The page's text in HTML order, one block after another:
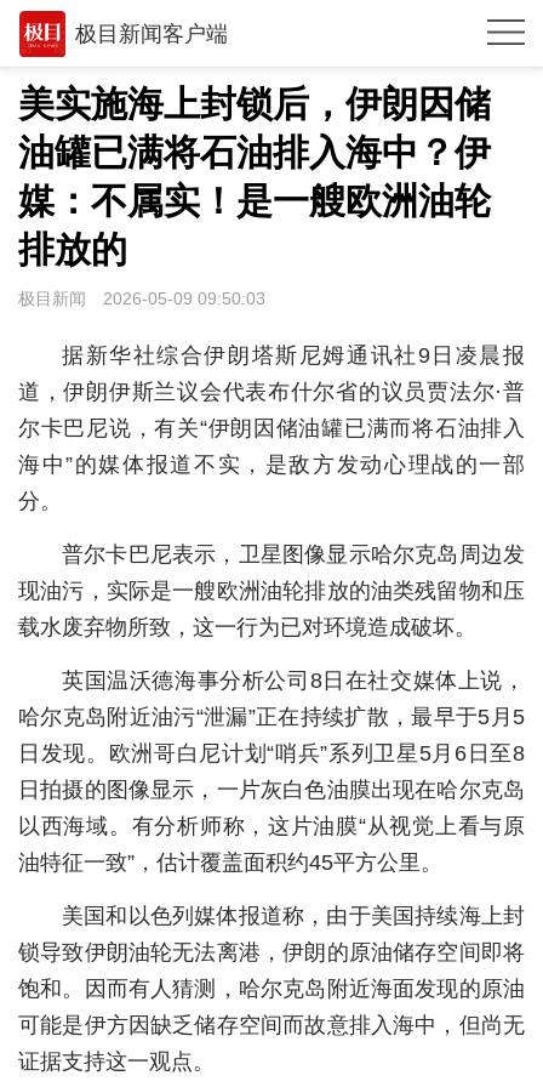
极目新闻客户端
推荐
观点
时政
湖北
武汉
世相
环球
专题
经济
城建
科教
健康
悠游
相亲
汽车
消费
创意
文化
美实施海上封锁后，伊朗因储
油罐已满将石油排入海中？伊
媒：不属实！是一艘欧洲油轮
排放的
极目新闻 2026-05-09 09:50:03
据新华社综合伊朗塔斯尼姆通讯社9日凌晨报
道，伊朗伊斯兰议会代表布什尔省的议员贾法尔·普
尔卡巴尼说，有关“伊朗因储油罐已满而将石油排入
海中”的媒体报道不实，是敌方发动心理战的一部
分。
普尔卡巴尼表示，卫星图像显示哈尔克岛周边发
现油污，实际是一艘欧洲油轮排放的油类残留物和压
载水废弃物所致，这一行为已对环境造成破坏。
英国温沃德海事分析公司8日在社交媒体上说，
哈尔克岛附近油污“泄漏”正在持续扩散，最早于5月5
日发现。欧洲哥白尼计划“哨兵”系列卫星5月6日至8
日拍摄的图像显示，一片灰白色油膜出现在哈尔克岛
以西海域。有分析师称，这片油膜“从视觉上看与原
油特征一致”，估计覆盖面积约45平方公里。
美国和以色列媒体报道称，由于美国持续海上封
锁导致伊朗油轮无法离港，伊朗的原油储存空间即将
饱和。因而有人猜测，哈尔克岛附近海面发现的原油
可能是伊方因缺乏储存空间而故意排入海中，但尚无
证据支持这一观点。